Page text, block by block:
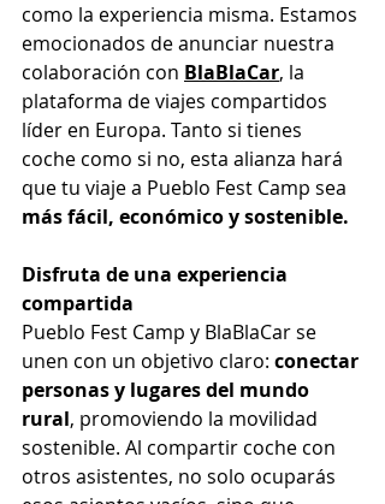
como la experiencia misma. Estamos
emocionados de anunciar nuestra
colaboración con BlaBlaCar, la
plataforma de viajes compartidos
líder en Europa. Tanto si tienes
coche como si no, esta alianza hará
que tu viaje a Pueblo Fest Camp sea
más fácil, económico y sostenible.
Disfruta de una experiencia
compartida
Pueblo Fest Camp y BlaBlaCar se
unen con un objetivo claro: conectar
personas y lugares del mundo
rural, promoviendo la movilidad
sostenible. Al compartir coche con
otros asistentes, no solo ocuparás